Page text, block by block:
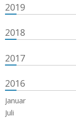
2019
2018
2017
2016
Januar
Juli